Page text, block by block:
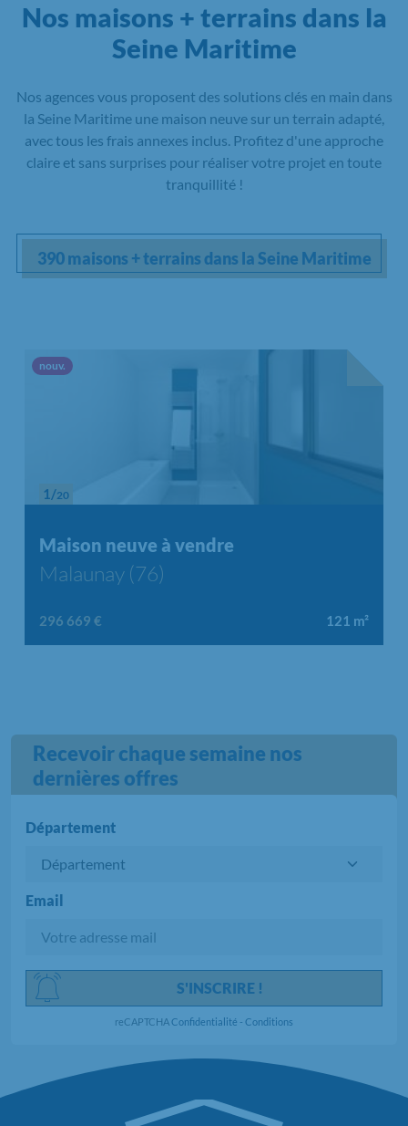
Nos maisons + terrains dans la
Seine Maritime
Nos agences vous proposent des solutions clés en main dans
la Seine Maritime une maison neuve sur un terrain adapté,
avec tous les frais annexes inclus. Profitez d'une approche
claire et sans surprises pour réaliser votre projet en toute
tranquillité !
390 maisons + terrains dans la Seine Maritime
Chargement...
1/20
Maison neuve à vendre
Malaunay (76)
296 669 € 121 m²
nouv.Nouvelle offre
Recevoir chaque semaine nos
dernières offres
Département
Email
S'INSCRIRE !
reCAPTCHAConfidentialité - Conditions